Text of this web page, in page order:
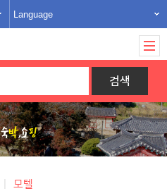
Language
모텔